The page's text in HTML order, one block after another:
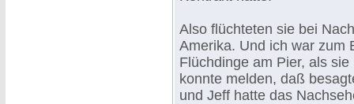
Also flüchteten sie bei
Amerika. Und ich war zum
Flüchdinge am Pier, als
konnte melden, daß
und Jeff hatte das